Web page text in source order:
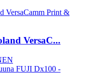
VersaC...